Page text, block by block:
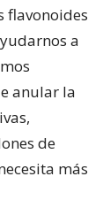
flavonoides
a
anular la
de
más